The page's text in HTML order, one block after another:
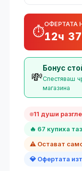
⏱️
ОФЕРТАТА
12ч
💸
Бонус
Спестяваш
магазина
11 души
🔥 67 купиха
⚠️ Остават
💎 Офертата